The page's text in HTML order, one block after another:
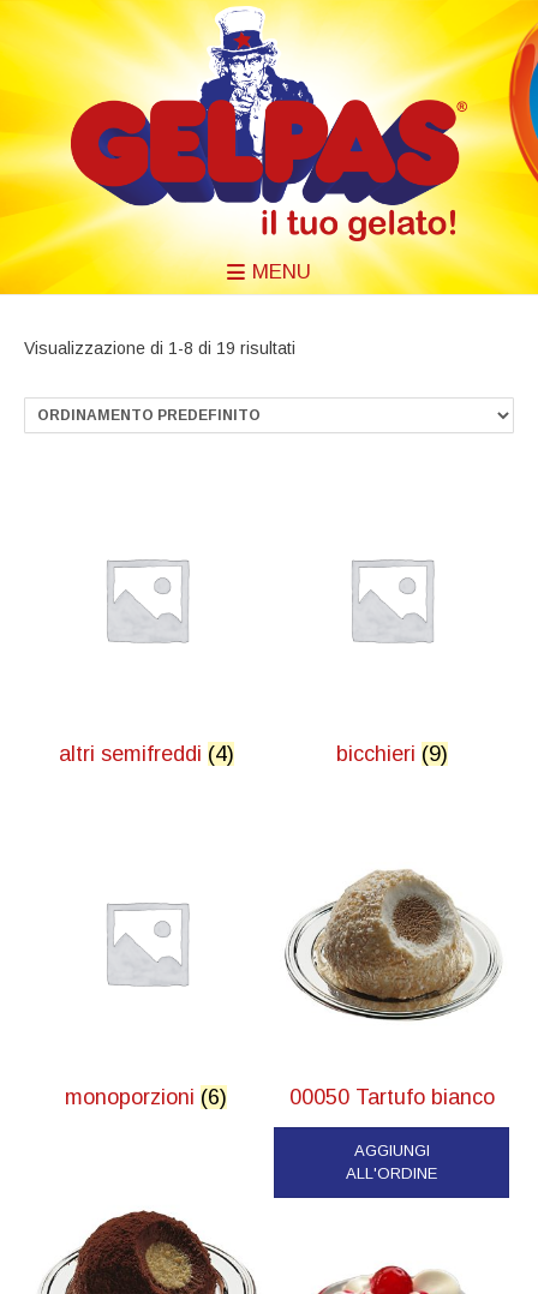
MENU
Visualizzazione di 1-8 di 19 risultati
altri semifreddi (4) bicchieri (9)
monoporzioni (6) 00050 Tartufo bianco
AGGIUNGI
ALL'ORDINE